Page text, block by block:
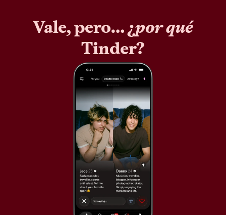
Vale, pero… ¿por qué
Tinder?